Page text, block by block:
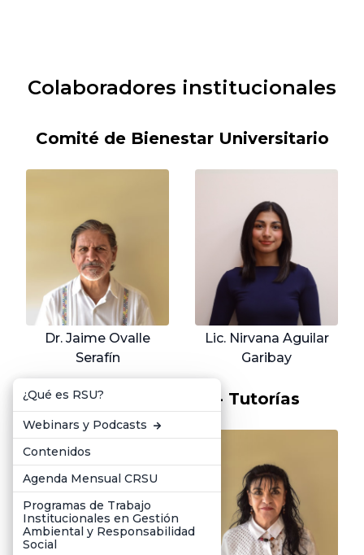
¿Qué es RSU?
Webinars y Podcasts
Contenidos
Agenda Mensual CRSU
Programas de Trabajo
Institucionales en Gestión
Ambiental y Responsabilidad
Social
Colaboradores institucionales
Comité de Bienestar Universitario
Dr. Jaime Ovalle
Serafín
Lic. Nirvana Aguilar
Garibay
Comité de Becas - Tutorías